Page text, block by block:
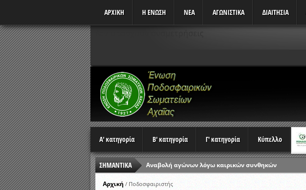
ΑΡΧΙΚΗ Η ΕΝΩΣΗ ΝΕΑ ΑΓΩΝΙΣΤΙΚΆ ΔΙΑΙΤΗΣΙΑ
Α' κατηγορία Β' κατηγορία Γ' κατηγορία Κύπελλο
ΣΗΜΑΝΤΙΚΑ
Αναβολή αγώνων λόγω καιρικών συνθηκών
Ώρες έναρξης αγώνων Πρωταθλημάτων
Αρχική / Ποδοσφαιριστής